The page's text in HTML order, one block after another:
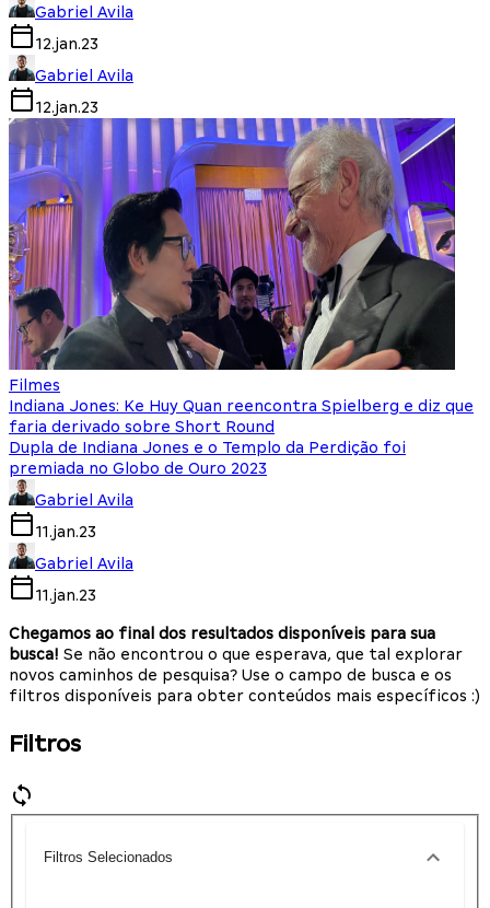
Gabriel Avila
12.jan.23
Gabriel Avila
12.jan.23
Filmes
Indiana Jones: Ke Huy Quan reencontra Spielberg e diz que
faria derivado sobre Short Round
Dupla de Indiana Jones e o Templo da Perdição foi
premiada no Globo de Ouro 2023
Gabriel Avila
11.jan.23
Gabriel Avila
11.jan.23
Chegamos ao final dos resultados disponíveis para sua
busca! Se não encontrou o que esperava, que tal explorar
novos caminhos de pesquisa? Use o campo de busca e os
filtros disponíveis para obter conteúdos mais específicos :)
Filtros
Filtros Selecionados